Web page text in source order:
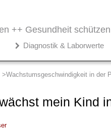
++ Gesundheit
Diagnostik & Laborwerte
Wachstumsgeschwindigkeit in der
mein Kind